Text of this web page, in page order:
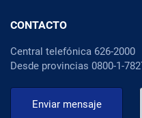
CONTACTO
Central telefónica 626-2000
Desde provincias 0800-1-
Enviar mensaje